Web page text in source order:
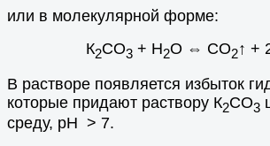
или в молекулярной форме:
К2CO3 + Н2О ⇔ СО2↑ +
В растворе появляется избыток
которые придают раствору К2CO3
среду, рН > 7.